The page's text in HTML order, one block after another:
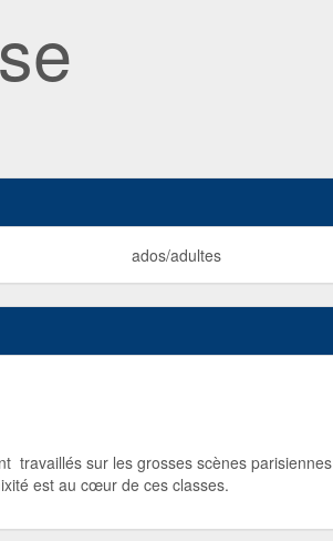
ados/adultes
travaillés sur les grosses scènes parisiennes
est au cœur de ces classes.